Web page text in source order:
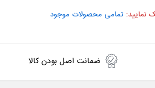
نمایید:تمامی محصولات موجود
ضمانت اصل بودن کالا